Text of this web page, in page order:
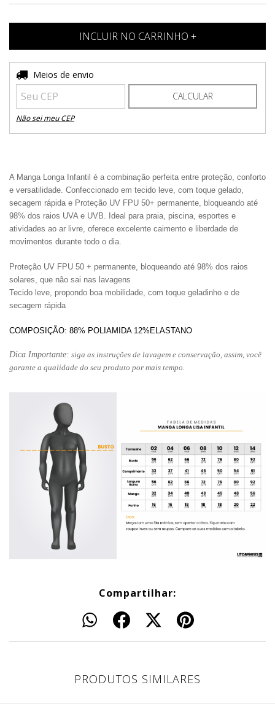
Entregas para o CEP:
Meios de envio
CALCULAR
Não sei meu CEP
A Manga Longa Infantil é a combinação perfeita entre proteção, conforto
e versatilidade. Confeccionado em tecido leve, com toque gelado,
secagem rápida e Proteção UV FPU 50+ permanente, bloqueando até
98% dos raios UVA e UVB. Ideal para praia, piscina, esportes e
atividades ao ar livre, oferece excelente caimento e liberdade de
movimentos durante todo o dia.
Proteção UV FPU 50 + permanente, bloqueando até 98% dos raios
solares, que não sai nas lavagens
Tecido leve, propondo boa mobilidade, com toque geladinho e de
secagem rápida
COMPOSIÇÃO: 88% POLIAMIDA 12%ELASTANO
Dica Importante: siga as instruções de lavagem e conservação, assim, você
garante a qualidade do seu produto por mais tempo.
Compartilhar:
PRODUTOS SIMILARES